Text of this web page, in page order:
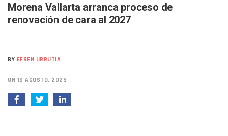
Bruno Blancas Lleva El Mensaje De La Cuarta
Liberan 180 Crías De Iguana Verde En El Estero El Salado
Morena Vallarta arranca proceso de
renovación de cara al 2027
BY EFREN URRUTIA
ON 19 AGOSTO, 2025